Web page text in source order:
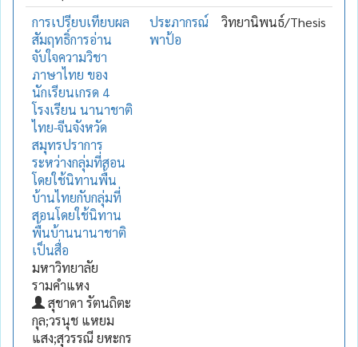
การเปรียบเทียบผล
สัมฤทธิ์การอ่าน
จับใจความวิชา
ภาษาไทย ของ
นักเรียนเกรด 4
โรงเรียน นานาชาติ
ไทย-จีนจังหวัด
สมุทรปราการ
ระหว่างกลุ่มที่สอน
โดยใช้นิทานพื้น
บ้านไทยกับกลุ่มที่
สอนโดยใช้นิทาน
พื้นบ้านนานาชาติ
เป็นสื่อ
มหาวิทยาลัย
รามคำแหง
สุชาดา รัตนถิตะ
กุล;วรนุช แหยม
แสง;สุวรรณี ยหะกร
ประภากรณ์
พาป้อ
วิทยานิพนธ์/Thesis